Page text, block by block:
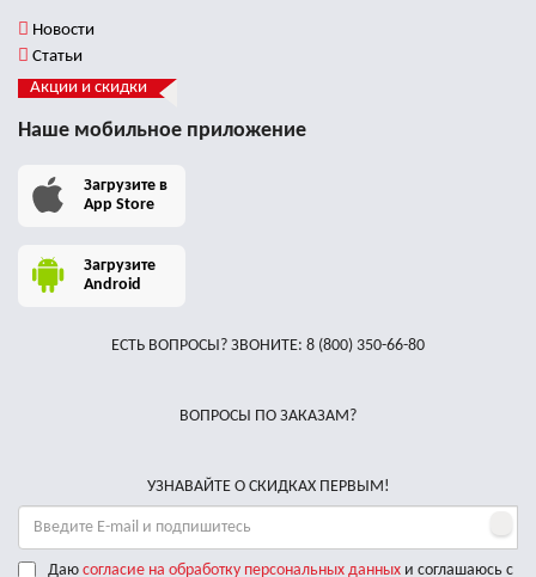
Новости
Статьи
Акции и скидки
Наше мобильное приложение
Загрузите в
App Store
Загрузите
Android
ЕСТЬ ВОПРОСЫ? ЗВОНИТЕ: 8 (800) 350-66-80
ВОПРОСЫ ПО ЗАКАЗАМ?
УЗНАВАЙТЕ О СКИДКАХ ПЕРВЫМ!
Даю согласие на обработку персональных данныхи соглашаюсь с